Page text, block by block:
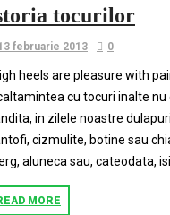
tocurilor
februarie 2013 0
heels are pleasure with
cu tocuri inalte
in zilele noastre
cizmulite, botine sau
aluneca sau, cateodata,
MORE